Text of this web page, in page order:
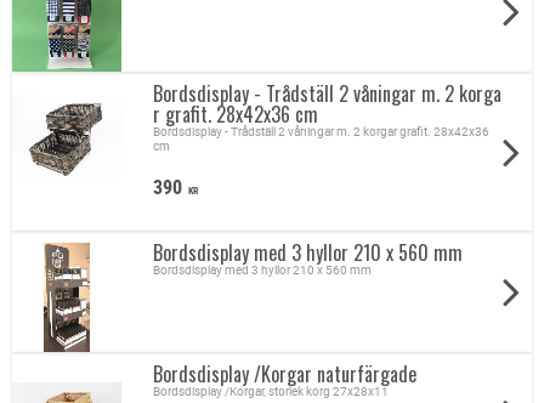
Bordsdisplay - Trådställ 2 våningar m. 2 korga
r grafit. 28x42x36 cm
Bordsdisplay - Trådställ 2 våningar m. 2 korgar grafit. 28x42x36
cm
390 KR
Bordsdisplay med 3 hyllor 210 x 560 mm
Bordsdisplay med 3 hyllor 210 x 560 mm
Bordsdisplay /Korgar naturfärgade
Bordsdisplay /Korgar, storlek korg 27x28x11